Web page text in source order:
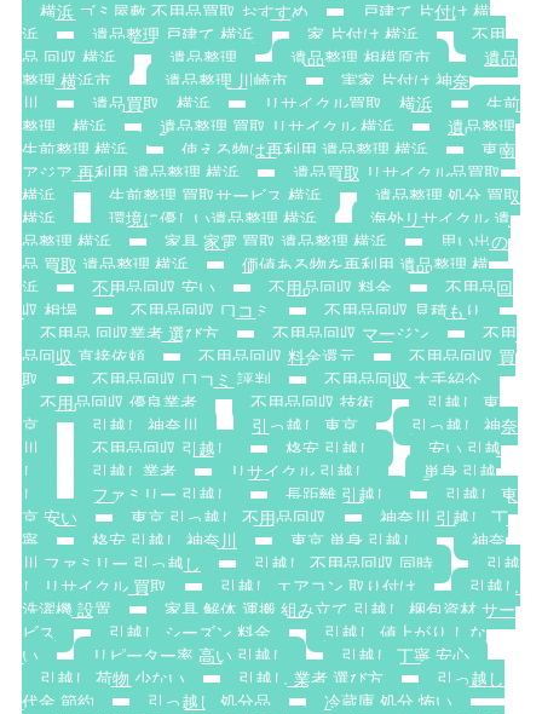
横浜 ゴミ屋敷 不用品買取 おすすめ
戸建て 片付け 横
浜
遺品整理 戸建て 横浜 家 片付け 横浜
不用
品 回収 横浜
遺品整理 遺品整理 相模原市
遺品
整理 横浜市
遺品整理 川崎市
実家 片付け 神奈
川
遺品買取 横浜 リサイクル買取 横浜
生前
整理 横浜
遺品整理 買取 リサイクル 横浜
遺品整理
生前整理 横浜
使える物は再利用 遺品整理 横浜
東南
アジア 再利用 遺品整理 横浜
遺品買取 リサイクル品買取
横浜
生前整理 買取サービス 横浜
遺品整理 処分 買取
横浜
環境に優しい遺品整理 横浜
海外リサイクル 遺
品整理 横浜
家具 家電 買取 遺品整理 横浜
思い出の
品 買取 遺品整理 横浜
価値ある物を再利用 遺品整理 横
浜
不用品回収 安い 不用品回収 料金
不用品回
収 相場
不用品回収 口コミ
不用品回収 見積もり
不用品 回収業者 選び方
不用品回収 マージン
不用
品回収 直接依頼
不用品回収 料金還元
不用品回収 買
取
不用品回収 口コミ 評判
不用品回収 大手紹介
不用品回収 優良業者
不用品回収 技術
引越し 東
京
引越し 神奈川 引っ越し 東京
引っ越し 神奈
川
不用品回収 引越し 格安 引越し
安い 引越
し
引越し業者 リサイクル 引越し
単身 引越
し
ファミリー 引越し 長距離 引越し
引越し 東
京 安い
東京 引っ越し 不用品回収
神奈川 引越し 丁
寧
格安 引越し 神奈川 東京 単身 引越し
神奈
川 ファミリー 引っ越し
引越し 不用品回収 同時
引越
し リサイクル 買取
引越し エアコン 取り付け
引越し
洗濯機 設置
家具 解体 運搬 組み立て 引越し 梱包資材 サー
ビス
引越し シーズン 料金
引越し 値上がり しな
い
リピーター率 高い 引越し
引越し 丁寧 安心
引越し 荷物 少ない
引越し 業者 選び方
引っ越し
代金 節約
引っ越し 処分品
冷蔵庫 処分 怖い